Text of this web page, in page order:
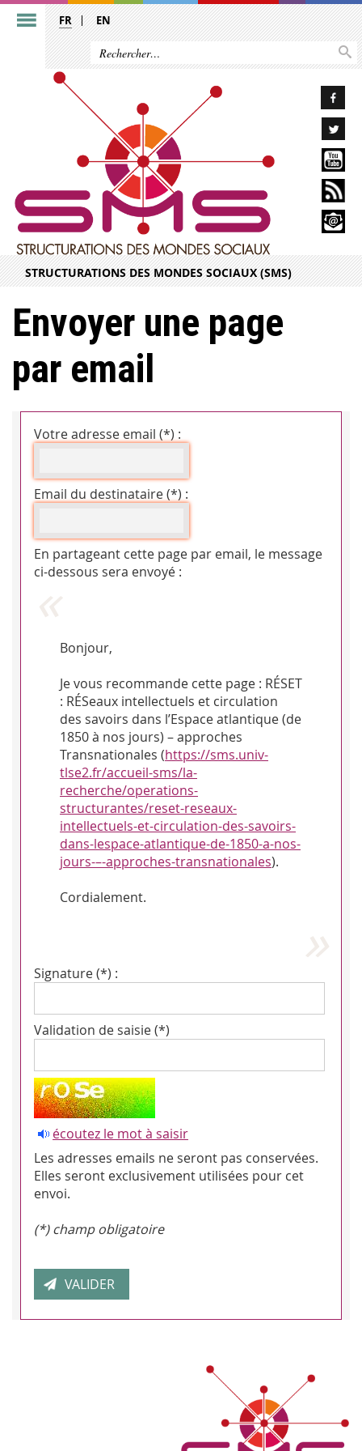
FR EN
STRUCTURATIONS DES MONDES SOCIAUX (SMS)
Envoyer une page
par email
Votre adresse email (*) :
Email du destinataire (*) :
En partageant cette page par email, le message
ci-dessous sera envoyé :
Bonjour,
Je vous recommande cette page : RÉSET
: RÉSeaux intellectuels et circulation
des savoirs dans l’Espace atlantique (de
1850 à nos jours) – approches
Transnationales (https://sms.univ-
tlse2.fr/accueil-sms/la-
recherche/operations-
structurantes/reset-reseaux-
intellectuels-et-circulation-des-savoirs-
dans-lespace-atlantique-de-1850-a-nos-
jours-–-approches-transnationales).
Cordialement.
Signature (*) :
Validation de saisie (*)
écoutez le mot à saisir
Les adresses emails ne seront pas conservées.
Elles seront exclusivement utilisées pour cet
envoi.
(*) champ obligatoire